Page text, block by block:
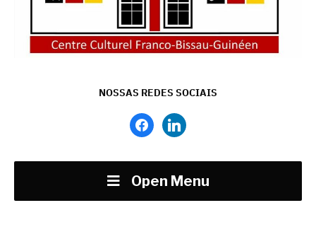
NOSSAS REDES SOCIAIS
facebooklinkedin
Open Menu